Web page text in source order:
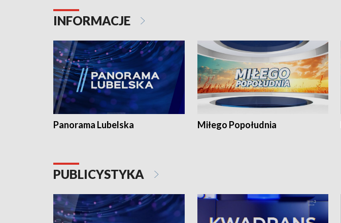
INFORMACJE
Panorama Lubelska Miłego Popołudnia
PUBLICYSTYKA